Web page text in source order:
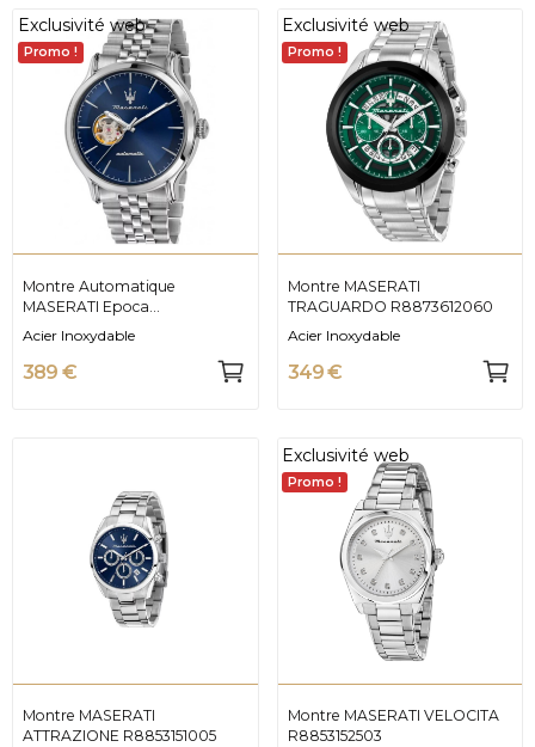
Exclusivité web
Promo !
Montre Automatique
MASERATI Epoca
Acier Inoxydable
389 €
Exclusivité web
Promo !
Montre MASERATI
TRAGUARDO R8873612060
Acier Inoxydable
349 €
Montre MASERATI
ATTRAZIONE R8853151005
Exclusivité web
Promo !
Montre MASERATI VELOCITA
R8853152503